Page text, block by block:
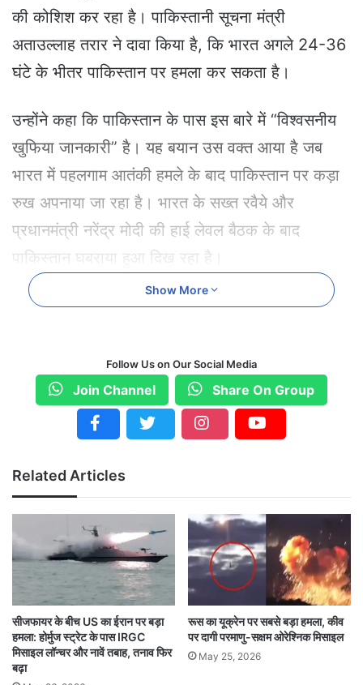
की कोशिश कर रहा है। पाकिस्तानी सूचना मंत्री
अताउल्लाह तरार ने दावा किया है, कि भारत अगले 24-36
घंटे के भीतर पाकिस्तान पर हमला कर सकता है।
उन्होंने कहा कि पाकिस्तान के पास इस बारे में “विश्वसनीय
खुफिया जानकारी” है। यह बयान उस वक्त आया है जब
भारत में पहलगाम आतंकी हमले के बाद पाकिस्तान पर कड़ा
रुख अपनाया जा रहा है। भारत के सख्त रवैये और
प्रधानमंत्री नरेंद्र मोदी की हाई लेवल बैठक के बाद
पाकिस्तान घबराया हुआ दिख रहा है।
शहबाज शरीफ ने UN से की शिकायत
संयुक्त राष्ट्र महासचिव एंटोनियो गुटेरेस से फोन पर बात की
और भारत के खिलाफ शिकायत की। उन्होंने कहा कि भारत
बेबुनियाद आरोप लगाकर पाकिस्तान पर दबाव बना रहा है
और संयुक्त राष्ट्र से पहलगाम हमले की “निष्पक्ष जांच” की
मांग की।
पाकिस्तान खुद है आतंक का गढ़
पाकिस्तानी विदेश मंत्री इशाक डार ने संसद में कबूल किया
कि पाकिस्तान के दबाव में संयुक्त राष्ट्र सुरक्षा परिषद के
बयान से लश्कर-ए-तैयबा की शाखा TRF का नाम हटाया
गया। इससे यह फिर साबित हुआ कि पाकिस्तान आतंकवाद
को कहीं न कहीं समर्थन देता है।
Show More
Follow Us on Our Social Media
Join Channel Share On Group
Related Articles
सीजफायर के बीच US का ईरान पर बड़ा
हमला: होर्मुज स्ट्रेट के पास IRGC
मिसाइल लॉन्चर और नावें तबाह, तनाव फिर
बढ़ा
रूस का यूक्रेन पर सबसे बड़ा हमला, कीव
पर दागी परमाणु-सक्षम ओरेश्निक मिसाइल
May 25, 2026